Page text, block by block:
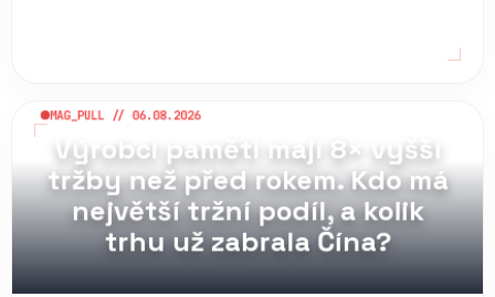
MAG_PULL // 06.08.2026
Výrobci pamětí mají 8× vyšší
tržby než před rokem. Kdo má
největší tržní podíl, a kolik
trhu už zabrala Čína?